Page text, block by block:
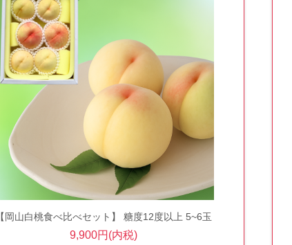
【岡山白桃食べ比べセット】 糖度12度以上 5~6玉
9,900円(内税)